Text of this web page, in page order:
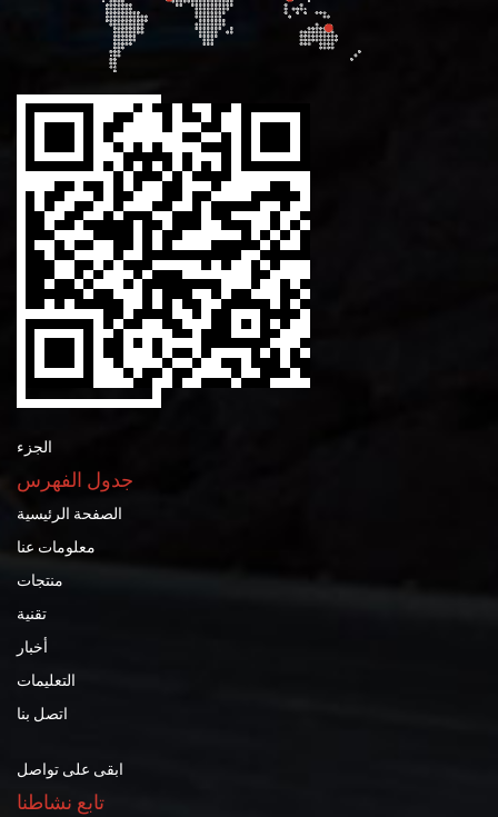
الجزء
جدول الفهرس
الصفحة الرئيسية
معلومات عنا
منتجات
تقنية
أخبار
التعليمات
اتصل بنا
ابقى على تواصل
تابع نشاطنا